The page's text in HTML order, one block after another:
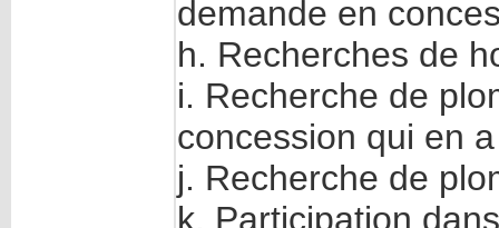
demande en
h. Recherches de
i. Recherche de
concession qui en
j. Recherche de
k. Participation